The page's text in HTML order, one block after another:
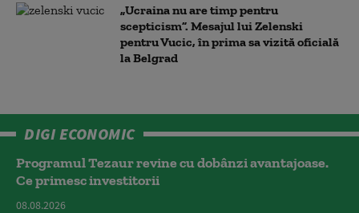
„Ucraina nu are timp pentru
scepticism”. Mesajul lui Zelenski
pentru Vucic, în prima sa vizită oficială
la Belgrad
DIGI ECONOMIC
Programul Tezaur revine cu dobânzi avantajoase.
Ce primesc investitorii
08.08.2026